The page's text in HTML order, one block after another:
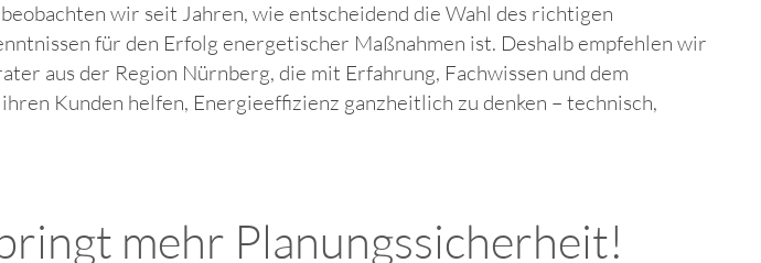
wir seit Jahren, wie entscheidend die Wahl des richtigen
für den Erfolg energetischer Maßnahmen ist. Deshalb empfehlen wir
aus der Region Nürnberg, die mit Erfahrung, Fachwissen und dem
Kunden helfen, Energieeffizienz ganzheitlich zu denken – technisch,
mehr Planungssicherheit!